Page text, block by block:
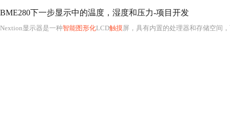
BME280下一步显示中的温度，湿度和压力-项目开发
Nextion显示器是一种智能图形化LCD触摸屏，具有内置的处理器和存储空间